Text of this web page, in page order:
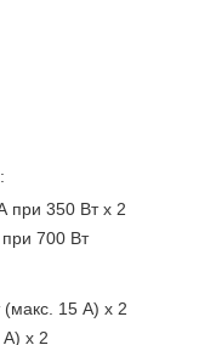
при 350 Вт x 2
700 Вт
15 A) х 2
х 2